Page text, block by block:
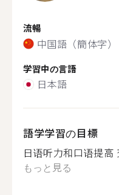
流暢
中国語（簡体字）
学習中の言語
日本語
語学学習の目標
日语听力和口语提高
もっと見る